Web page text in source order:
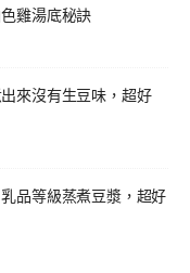
雞湯底秘訣
來沒有生豆味，超好
品等級蒸煮豆漿，超好